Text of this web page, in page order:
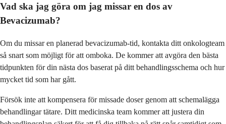
Vad ska jag göra om jag missar en dos av
Bevacizumab?
Om du missar en planerad bevacizumab-tid, kontakta ditt onkologteam
så snart som möjligt för att omboka. De kommer att avgöra den bästa
tidpunkten för din nästa dos baserat på ditt behandlingsschema och hur
mycket tid som har gått.
Försök inte att kompensera för missade doser genom att schemalägga
behandlingar tätare. Ditt medicinska team kommer att justera din